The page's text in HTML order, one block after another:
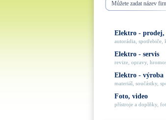
Můžete zadat název
Elektro - prodej,
autorádia, spotřebiče,
Elektro - servis
revize, opravy,
Elektro - výroba
materiál, součástky,
Foto, video
přístroje a doplňky,